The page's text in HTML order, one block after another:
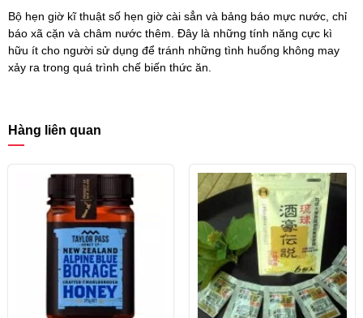
Bộ hẹn giờ kĩ thuật số hẹn giờ cài sẳn và bảng báo mực nước, chỉ
báo xã cặn và châm nước thêm. Đây là những tính năng cực kì
hữu ít cho người sử dụng để tránh những tình huống không may
xảy ra trong quá trình chế biến thức ăn.
Hàng liên quan